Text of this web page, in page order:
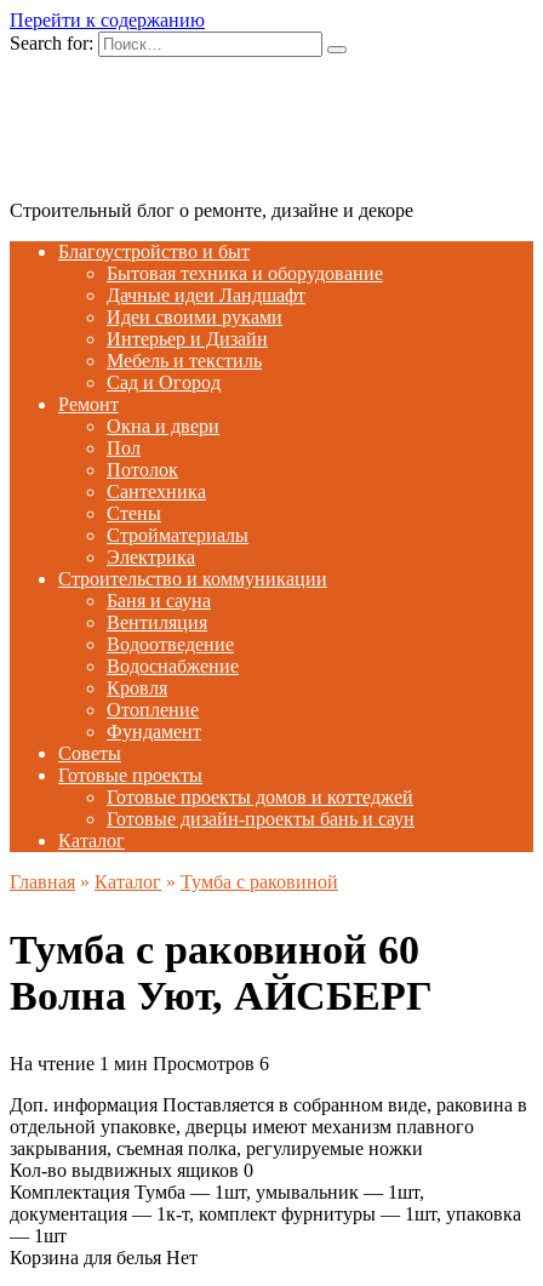
Перейти к содержанию
Search for:
Строительный блог о ремонте, дизайне и декоре
Благоустройство и быт
Бытовая техника и оборудование
Дачные идеи Ландшафт
Идеи своими руками
Интерьер и Дизайн
Мебель и текстиль
Сад и Огород
Ремонт
Окна и двери
Пол
Потолок
Сантехника
Стены
Стройматериалы
Электрика
Строительство и коммуникации
Баня и сауна
Вентиляция
Водоотведение
Водоснабжение
Кровля
Отопление
Фундамент
Советы
Готовые проекты
Готовые проекты домов и коттеджей
Готовые дизайн-проекты бань и саун
Каталог
Главная » Каталог » Тумба с раковиной
Тумба с раковиной 60
Волна Уют, АЙСБЕРГ
На чтение 1 мин Просмотров 6
Доп. информация Поставляется в собранном виде, раковина в
отдельной упаковке, дверцы имеют механизм плавного
закрывания, съемная полка, регулируемые ножки
Кол-во выдвижных ящиков 0
Комплектация Тумба — 1шт, умывальник — 1шт,
документация — 1к-т, комплект фурнитуры — 1шт, упаковка
— 1шт
Корзина для белья Нет